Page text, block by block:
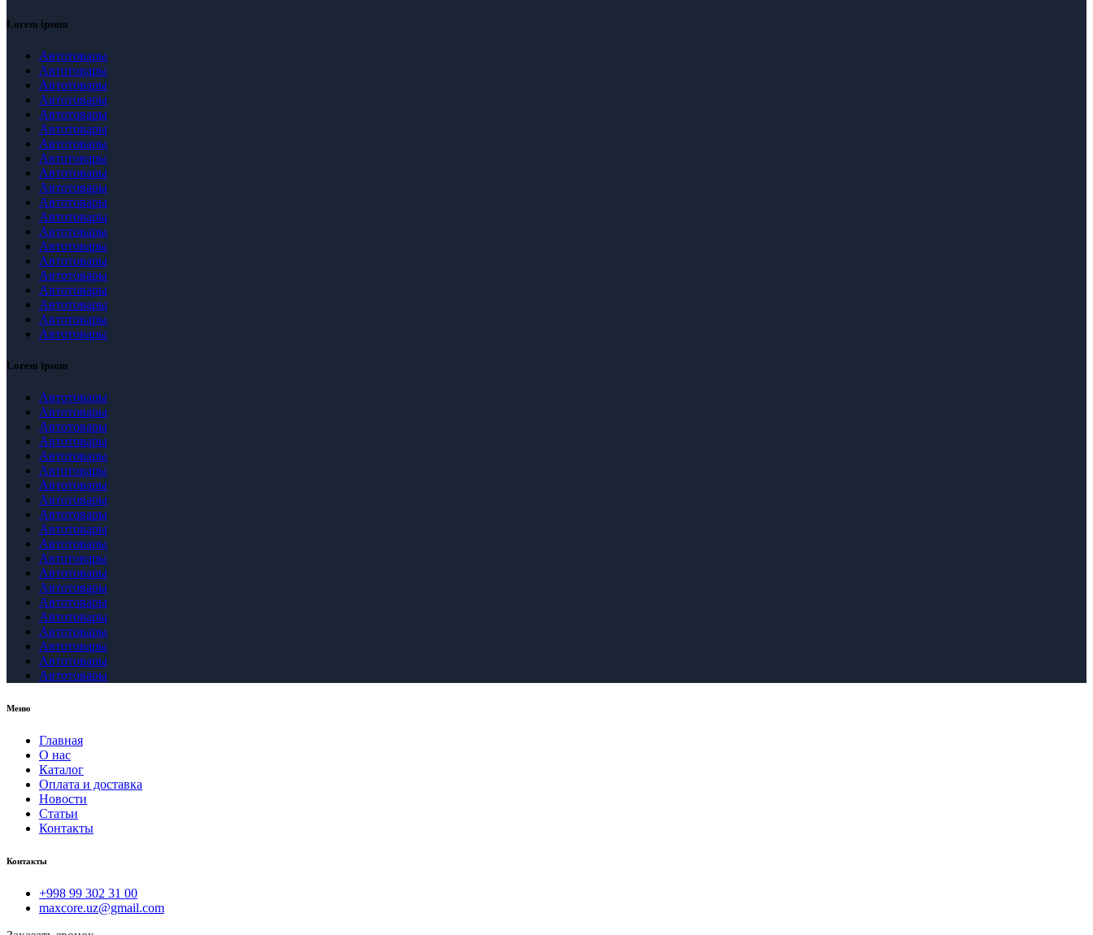
Lorem ipsum
Автотовары
Автотовары
Автотовары
Автотовары
Автотовары
Автотовары
Автотовары
Автотовары
Автотовары
Автотовары
Автотовары
Автотовары
Автотовары
Автотовары
Автотовары
Автотовары
Автотовары
Автотовары
Автотовары
Автотовары
Lorem ipsum
Автотовары
Автотовары
Автотовары
Автотовары
Автотовары
Автотовары
Автотовары
Автотовары
Автотовары
Автотовары
Автотовары
Автотовары
Автотовары
Автотовары
Автотовары
Автотовары
Автотовары
Автотовары
Автотовары
Автотовары
Меню
Главная
О нас
Каталог
Оплата и доставка
Новости
Статьи
Контакты
Контакты
+998 99 302 31 00
maxcore.uz@gmail.com